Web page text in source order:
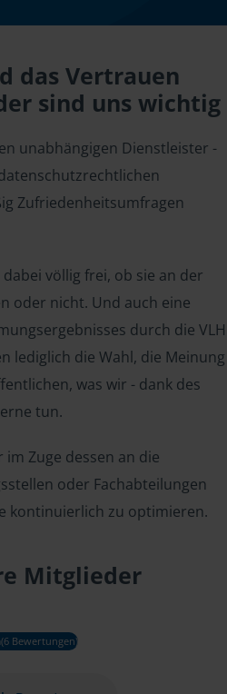
das Vertrauen
sind uns wichtig
unabhängigen Dienstleister -
Zufriedenheitsumfragen
völlig frei, ob sie an der
oder nicht. Und auch eine
durch die VLH
lediglich die Wahl, die Meinung
was wir - dank des
tun.
Zuge dessen an die
oder Fachabteilungen
kontinuierlich zu optimieren.
Mitglieder
(6 Bewertungen)